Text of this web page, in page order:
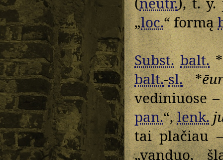
„loc.“ formą
Subst. balt.*
balt.-sl.*
vediniuose
pan.“,lenk.
tai plačiau
„vanduo,